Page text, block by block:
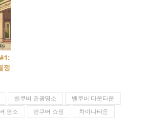
정
밴쿠버 관광명소
밴쿠버 다운타운
명소 밴쿠버 쇼핑
차이나타운